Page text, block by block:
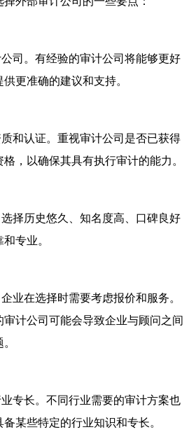
司。有经验的审计公司将能够更好
更准确的建议和支持。
和认证。重视审计公司是否已获得
，以确保其具有执行审计的能力。
择历史悠久、知名度高、口碑良好
专业。
业在选择时需要考虑报价和服务。
计公司可能会导致企业与顾问之间
专长。不同行业需要的审计方案也
某些特定的行业知识和专长。